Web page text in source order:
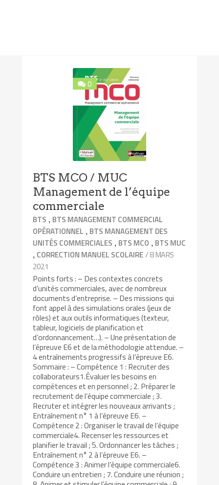
0
BTS MCO / MUC
Management de l’équipe
commerciale
BTS , BTS MANAGEMENT COMMERCIAL
OPÉRATIONNEL , BTS MANAGEMENT DES
UNITÉS COMMERCIALES , BTS MCO , BTS MUC
, CORRECTION MANUEL SCOLAIRE/ 8 MARS
2021
Points forts : – Des contextes concrets
d’unités commerciales, avec de nombreux
documents d’entreprise. – Des missions qui
font appel à des simulations orales (jeux de
rôles) et aux outils informatiques (texteur,
tableur, logiciels de planification et
d’ordonnancement…). – Une présentation de
l’épreuve E6 et de la méthodologie attendue. –
4 entraînements progressifs à l’épreuve E6.
Sommaire : – Compétence 1 : Recruter des
collaborateurs1.Évaluer les besoins en
compétences et en personnel ; 2. Préparer le
recrutement de l’équipe commerciale ; 3.
Recruter et intégrer les nouveaux arrivants ;
Entraînement n° 1 à l’épreuve E6. –
Compétence 2 : Organiser le travail de l’équipe
commerciale4. Recenser les ressources et
planifier le travail ; 5. Ordonnancer les tâches ;
Entraînement n° 2 à l’épreuve E6. –
Compétence 3 : Animer l’équipe commerciale6.
Conduire un entretien ; 7. Conduire une réunion ;